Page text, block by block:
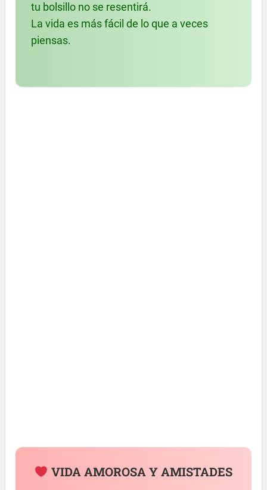
tu bolsillo no se resentirá.
La vida es más fácil de lo que a veces
piensas.
VIDA AMOROSA Y AMISTADES